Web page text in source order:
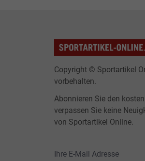
Copyright © Sportartikel
vorbehalten.
Abonnieren Sie den
verpassen Sie keine
von Sportartikel Online.